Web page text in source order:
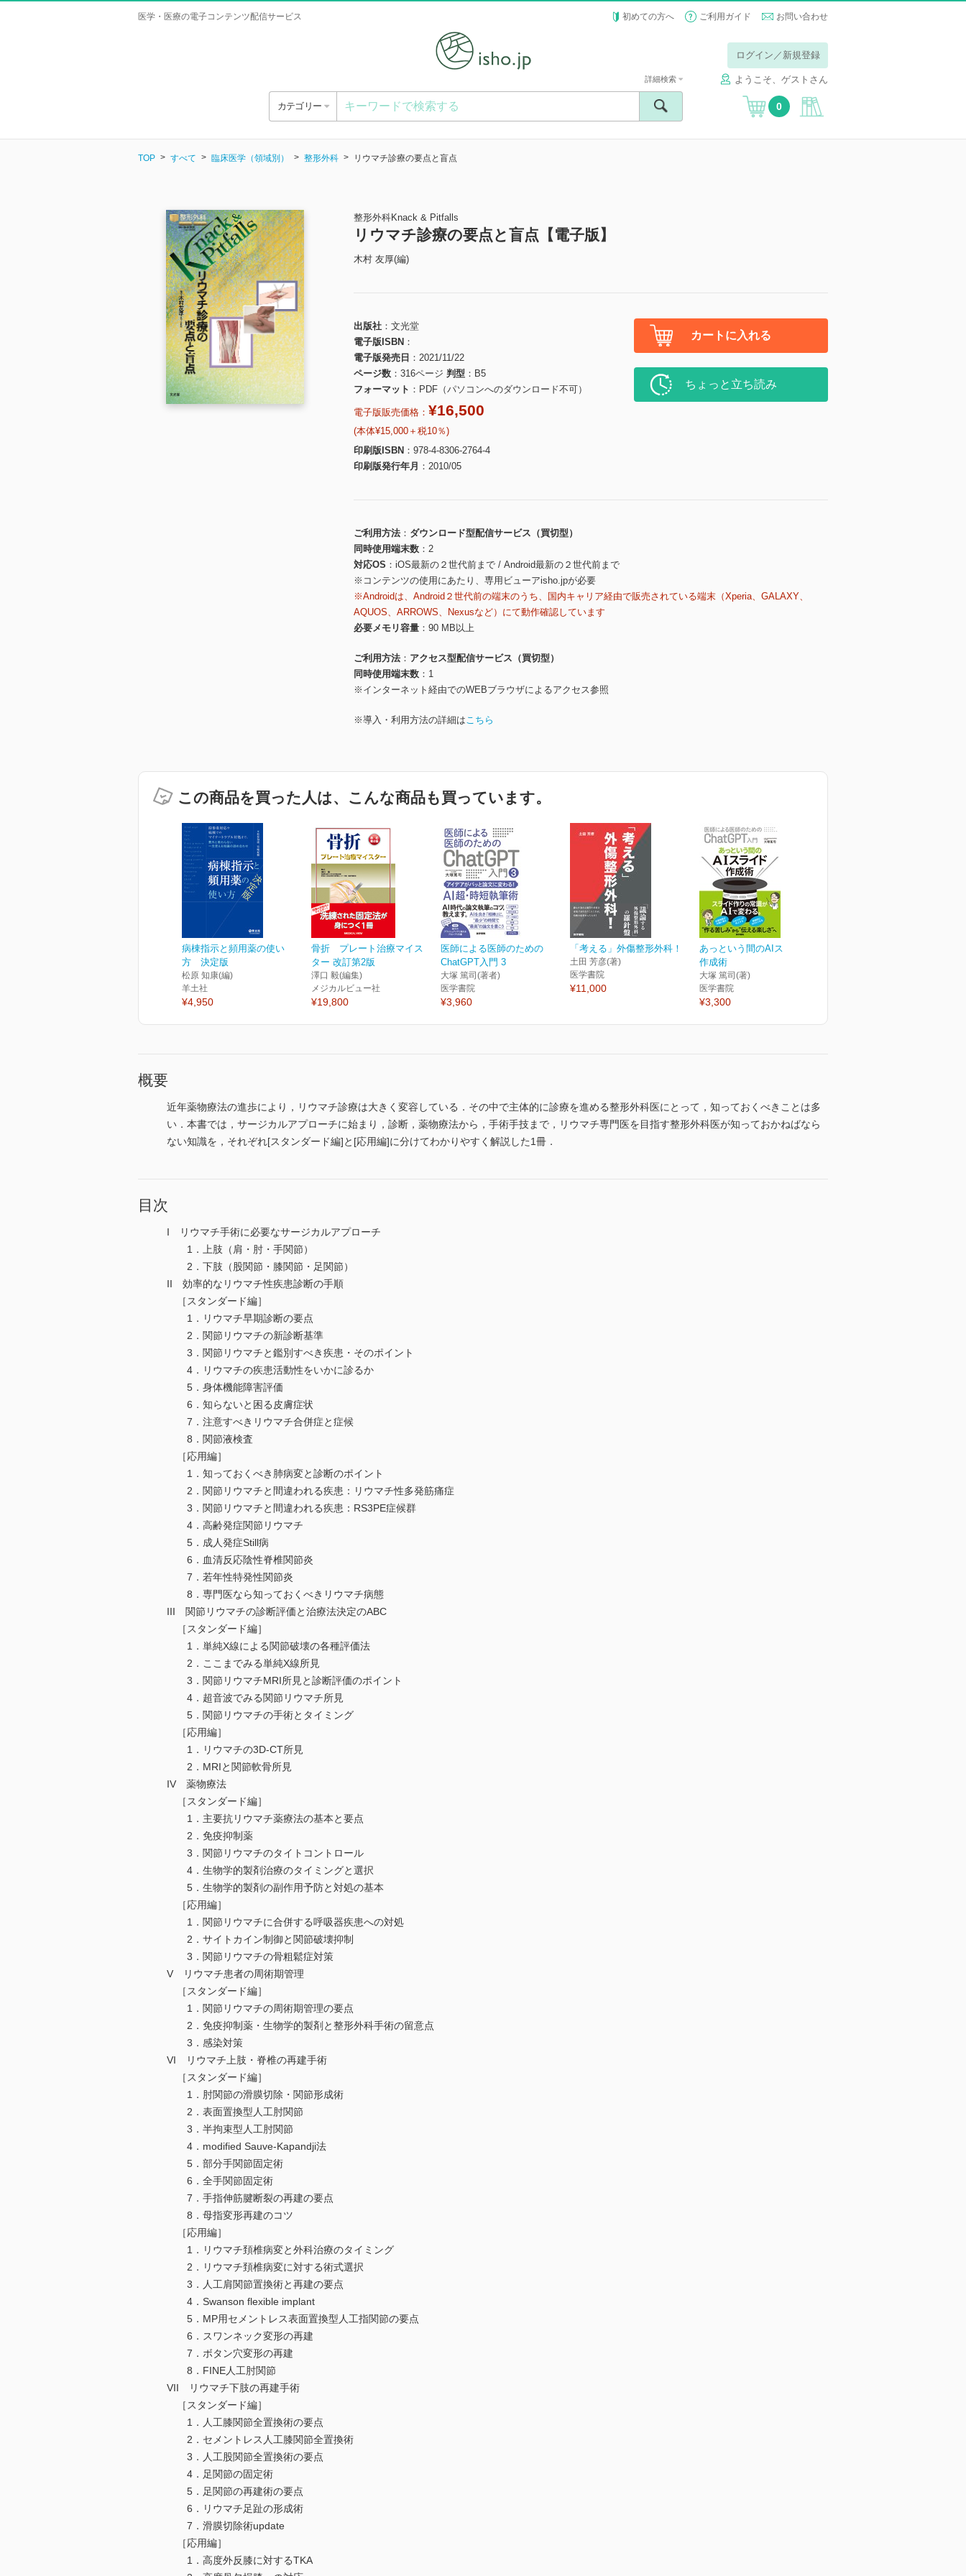
医学・医療の電子コンテンツ配信サービス 初めての方へ ご利用ガイド お問い合わせ
ログイン／新規登録
ようこそ、ゲストさん
カテゴリー
詳細検索
0
TOP すべて 臨床医学（領域別） 整形外科 リウマチ診療の要点と盲点
整形外科Knack & Pitfalls
リウマチ診療の要点と盲点【電子版】
木村 友厚(編)
出版社
文光堂
電子版ISBN
電子版発売日
2021/11/22
ページ数
316ページ 判型
B5
フォーマット
PDF（パソコンへのダウンロード不可）
電子版販売価格： ¥16,500
(本体¥15,000＋税10％)
印刷版ISBN
978-4-8306-2764-4
印刷版発行年月
2010/05
カートに入れる
ちょっと立ち読み
ご利用方法
ダウンロード型配信サービス（買切型）
同時使用端末数
2
対応OS
iOS最新の２世代前まで / Android最新の２世代前まで
※コンテンツの使用にあたり、専用ビューアisho.jpが必要
※Androidは、Android２世代前の端末のうち、国内キャリア経由で販売されている端末（Xperia、GALAXY、
AQUOS、ARROWS、Nexusなど）にて動作確認しています
必要メモリ容量
90 MB以上
ご利用方法
アクセス型配信サービス（買切型）
同時使用端末数
1
※インターネット経由でのWEBブラウザによるアクセス参照
※導入・利用方法の詳細はこちら
この商品を買った人は、こんな商品も買っています。
病棟指示と頻用薬の使い
方 決定版
松原 知康(編)
羊土社
¥4,950
骨折 プレート治療マイス
ター 改訂第2版
澤口 毅(編集)
メジカルビュー社
¥19,800
医師による医師のための
ChatGPT入門 3
大塚 篤司(著者)
医学書院
¥3,960
「考える」外傷整形外科！
土田 芳彦(著)
医学書院
¥11,000
あっという間のAIスライド
作成術
大塚 篤司(著)
医学書院
¥3,300
概要
近年薬物療法の進歩により，リウマチ診療は大きく変容している．その中で主体的に診療を進める整形外科医にとって，知っておくべきことは多
い．本書では，サージカルアプローチに始まり，診断，薬物療法から，手術手技まで，リウマチ専門医を目指す整形外科医が知っておかねばなら
ない知識を，それぞれ[スタンダード編]と[応用編]に分けてわかりやすく解説した1冊．
目次
I リウマチ手術に必要なサージカルアプローチ
1．上肢（肩・肘・手関節）
2．下肢（股関節・膝関節・足関節）
II 効率的なリウマチ性疾患診断の手順
［スタンダード編］
1．リウマチ早期診断の要点
2．関節リウマチの新診断基準
3．関節リウマチと鑑別すべき疾患・そのポイント
4．リウマチの疾患活動性をいかに診るか
5．身体機能障害評価
6．知らないと困る皮膚症状
7．注意すべきリウマチ合併症と症候
8．関節液検査
［応用編］
1．知っておくべき肺病変と診断のポイント
2．関節リウマチと間違われる疾患：リウマチ性多発筋痛症
3．関節リウマチと間違われる疾患：RS3PE症候群
4．高齢発症関節リウマチ
5．成人発症Still病
6．血清反応陰性脊椎関節炎
7．若年性特発性関節炎
8．専門医なら知っておくべきリウマチ病態
III 関節リウマチの診断評価と治療法決定のABC
［スタンダード編］
1．単純X線による関節破壊の各種評価法
2．ここまでみる単純X線所見
3．関節リウマチMRI所見と診断評価のポイント
4．超音波でみる関節リウマチ所見
5．関節リウマチの手術とタイミング
［応用編］
1．リウマチの3D-CT所見
2．MRIと関節軟骨所見
IV 薬物療法
［スタンダード編］
1．主要抗リウマチ薬療法の基本と要点
2．免疫抑制薬
3．関節リウマチのタイトコントロール
4．生物学的製剤治療のタイミングと選択
5．生物学的製剤の副作用予防と対処の基本
［応用編］
1．関節リウマチに合併する呼吸器疾患への対処
2．サイトカイン制御と関節破壊抑制
3．関節リウマチの骨粗鬆症対策
V リウマチ患者の周術期管理
［スタンダード編］
1．関節リウマチの周術期管理の要点
2．免疫抑制薬・生物学的製剤と整形外科手術の留意点
3．感染対策
VI リウマチ上肢・脊椎の再建手術
［スタンダード編］
1．肘関節の滑膜切除・関節形成術
2．表面置換型人工肘関節
3．半拘束型人工肘関節
4．modified Sauve-Kapandji法
5．部分手関節固定術
6．全手関節固定術
7．手指伸筋腱断裂の再建の要点
8．母指変形再建のコツ
［応用編］
1．リウマチ頚椎病変と外科治療のタイミング
2．リウマチ頚椎病変に対する術式選択
3．人工肩関節置換術と再建の要点
4．Swanson flexible implant
5．MP用セメントレス表面置換型人工指関節の要点
6．スワンネック変形の再建
7．ボタン穴変形の再建
8．FINE人工肘関節
VII リウマチ下肢の再建手術
［スタンダード編］
1．人工膝関節全置換術の要点
2．セメントレス人工膝関節全置換術
3．人工股関節全置換術の要点
4．足関節の固定術
5．足関節の再建術の要点
6．リウマチ足趾の形成術
7．滑膜切除術update
［応用編］
1．高度外反膝に対するTKA